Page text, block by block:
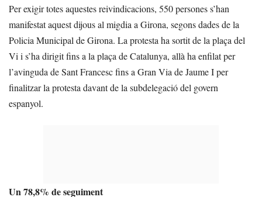
Per exigir totes aquestes reivindicacions, 550 persones s’han
manifestat aquest dijous al migdia a Girona, segons dades de la
Policia Municipal de Girona. La protesta ha sortit de la plaça del
Vi i s’ha dirigit fins a la plaça de Catalunya, allà ha enfilat per
l’avinguda de Sant Francesc fins a Gran Via de Jaume I per
finalitzar la protesta davant de la subdelegació del govern
espanyol.
Un 78,8% de seguiment